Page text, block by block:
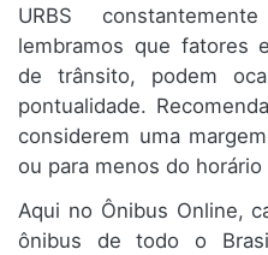
URBS
lembramos que fatores
de trânsito, podem
pontualidade.
considerem uma
ou para menos do horário
Aqui no Ônibus Online,
ônibus de todo o